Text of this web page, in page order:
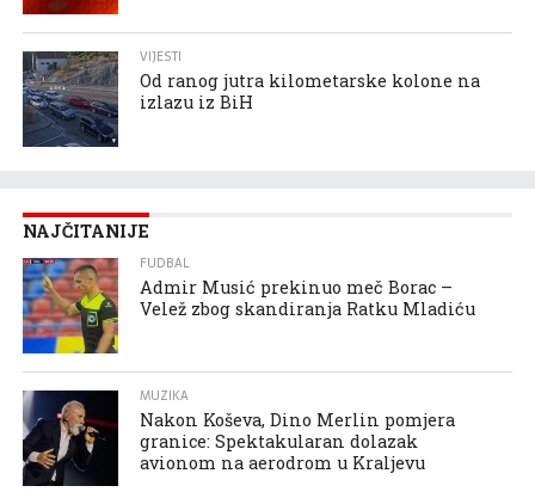
VIJESTI
Od ranog jutra kilometarske kolone na
izlazu iz BiH
NAJČITANIJE
FUDBAL
Admir Musić prekinuo meč Borac –
Velež zbog skandiranja Ratku Mladiću
MUZIKA
Nakon Koševa, Dino Merlin pomjera
granice: Spektakularan dolazak
avionom na aerodrom u Kraljevu